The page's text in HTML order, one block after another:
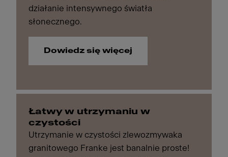
działanie intensywnego światła
słonecznego.
Dowiedz się więcej
Łatwy w utrzymaniu w
czystości
Utrzymanie w czystości zlewozmywaka
granitowego Franke jest banalnie proste!